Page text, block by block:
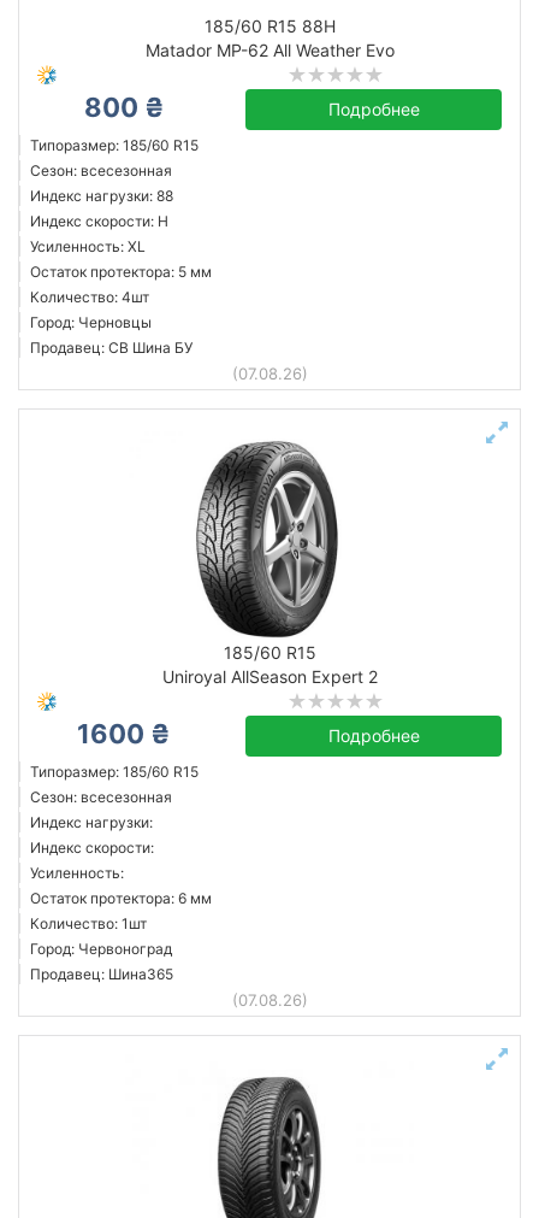
185/60 R15 88H
Matador MP-62 All Weather Evo
800 ₴ Подробнее
Типоразмер: 185/60 R15
Сезон: всесезонная
Индекс нагрузки: 88
Индекс скорости: H
Усиленность: XL
Остаток протектора: 5 мм
Количество: 4шт
Город: Черновцы
Продавец: СВ Шина БУ
(07.08.26)
185/60 R15
Uniroyal AllSeason Expert 2
1600 ₴ Подробнее
Типоразмер: 185/60 R15
Сезон: всесезонная
Индекс нагрузки:
Индекс скорости:
Усиленность:
Остаток протектора: 6 мм
Количество: 1шт
Город: Червоноград
Продавец: Шина365
(07.08.26)